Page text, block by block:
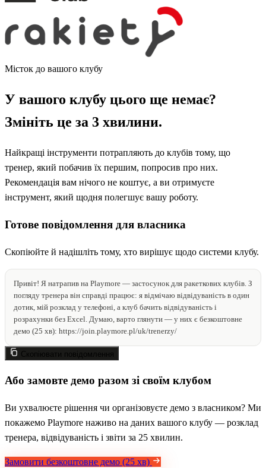
Місток до вашого клубу
У вашого клубу цього ще немає?
Змініть це за 3 хвилини.
Найкращі інструменти потрапляють до клубів тому, що
тренер, який побачив їх першим, попросив про них.
Рекомендація вам нічого не коштує, а ви отримуєте
інструмент, який щодня полегшує вашу роботу.
Готове повідомлення для власника
Скопіюйте й надішліть тому, хто вирішує щодо системи клубу.
Привіт! Я натрапив на Playmore — застосунок для ракеткових клубів. З
погляду тренера він справді працює: я відмічаю відвідуваність в один
дотик, мій розклад у телефоні, а клуб бачить відвідуваність і
розрахунки без Excel. Думаю, варто глянути — у них є безкоштовне
демо (25 хв): https://join.playmore.pl/uk/trenerzy/
Скопіювати повідомлення
Або замовте демо разом зі своїм клубом
Ви ухвалюєте рішення чи організовуєте демо з власником? Ми
покажемо Playmore наживо на даних вашого клубу — розклад
тренера, відвідуваність і звіти за 25 хвилин.
Замовити безкоштовне демо (25 хв)